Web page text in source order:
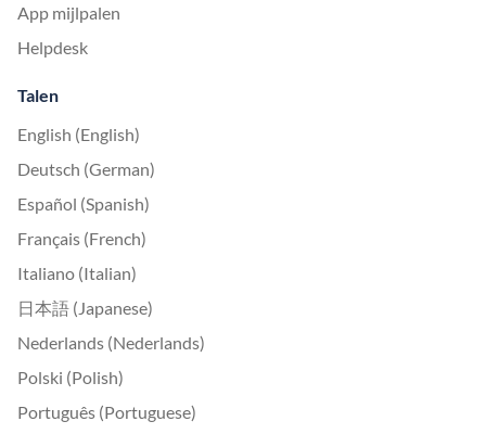
App mijlpalen
Helpdesk
Talen
English (English)
Deutsch (German)
Español (Spanish)
Français (French)
Italiano (Italian)
日本語 (Japanese)
Nederlands (Nederlands)
Polski (Polish)
Português (Portuguese)